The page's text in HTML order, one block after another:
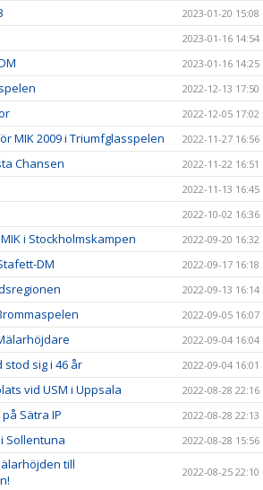
2023-01-20 15:08
2023-01-16 14:54
2023-01-16 14:25
2022-12-13 17:50
2022-12-05 17:02
MIK 2009 i Triumfglasspelen 2022-11-27 16:56
Chansen 2022-11-22 16:51
2022-11-13 16:45
2022-10-02 16:36
i Stockholmskampen 2022-09-20 16:32
DM 2022-09-17 16:18
2022-09-13 16:14
2022-09-05 16:07
2022-09-04 16:04
sig i 46 år 2022-09-04 16:01
vid USM i Uppsala 2022-08-28 22:16
Sätra IP 2022-08-28 22:13
Sollentuna 2022-08-28 15:56
till
2022-08-25 22:10